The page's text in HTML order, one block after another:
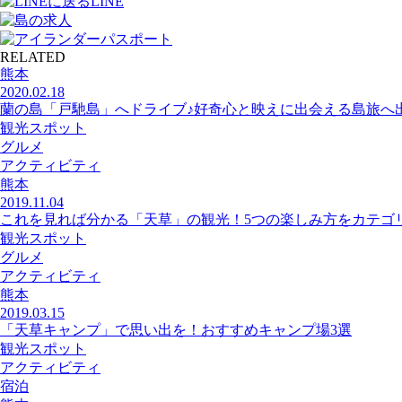
RELATED
熊本
2020.02.18
蘭の島「戸馳島」へドライブ♪好奇心と映えに出会える島旅へ
観光スポット
グルメ
アクティビティ
熊本
2019.11.04
これを見れば分かる「天草」の観光！5つの楽しみ方をカテゴ
観光スポット
グルメ
アクティビティ
熊本
2019.03.15
「天草キャンプ」で思い出を！おすすめキャンプ場3選
観光スポット
アクティビティ
宿泊